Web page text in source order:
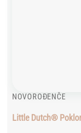
NOVOROĐENČE
Little Dutch®